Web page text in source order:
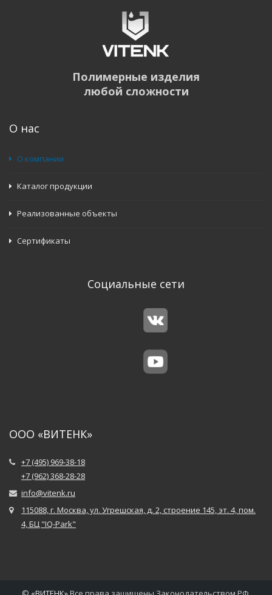
Полимерные изделия
любой сложности
О нас
О компании
Каталог продукции
Реализованные объекты
Сертификаты
Социальные сети
ООО «ВИТЕНК»
+7 (495) 969-38-18
+7 (962) 368-28-28
info@vitenk.ru
115088, г. Москва, ул. Угрешская, д. 2, строение 145, эт. 4, пом.
4, БЦ "IQ-Park"